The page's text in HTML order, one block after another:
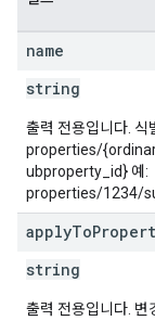
name
string
출력 전용입니다. 식
properties/
ubproperty_id} 예:
properties/1234/
applyTo
string
출력 전용입니다. 변